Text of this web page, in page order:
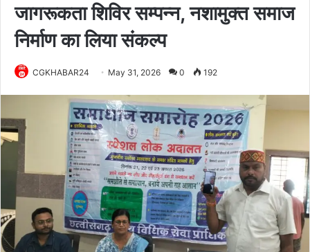
जागरूकता शिविर सम्पन्न, नशामुक्त समाज
निर्माण का लिया संकल्प
CGKHABAR24 May 31, 2026 0 192